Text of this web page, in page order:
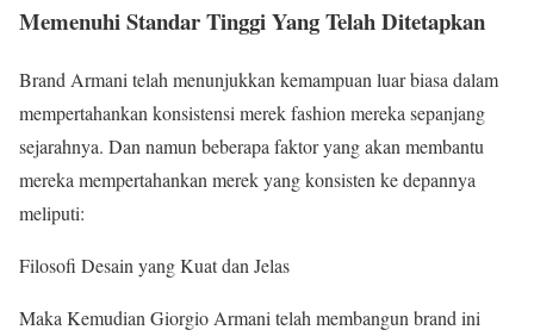
Memenuhi Standar Tinggi Yang Telah Ditetapkan
Brand Armani telah menunjukkan kemampuan luar biasa dalam
mempertahankan konsistensi merek fashion mereka sepanjang
sejarahnya. Dan namun beberapa faktor yang akan membantu
mereka mempertahankan merek yang konsisten ke depannya
meliputi:
Filosofi Desain yang Kuat dan Jelas
Maka Kemudian Giorgio Armani telah membangun brand ini